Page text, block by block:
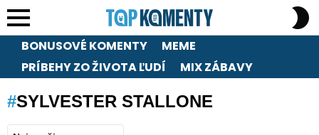
Menu
BONUSOVÉ KOMENTY
MEME
PRÍBEHY ZO ŽIVOTA ĽUDÍ
MIX ZÁBAVY
SYLVESTER STALLONE